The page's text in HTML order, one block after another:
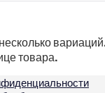
товара.